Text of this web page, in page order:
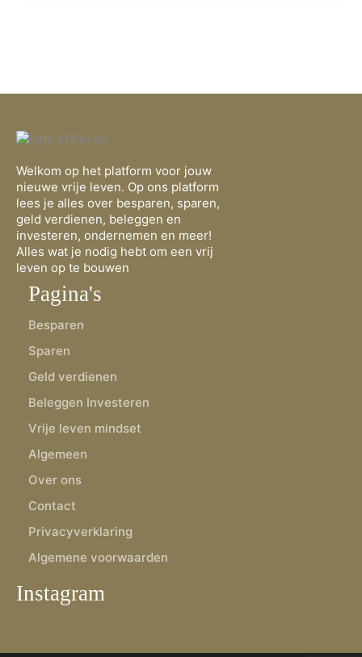
Welkom op het platform voor jouw
nieuwe vrije leven. Op ons platform
lees je alles over besparen, sparen,
geld verdienen, beleggen en
investeren, ondernemen en meer!
Alles wat je nodig hebt om een vrij
leven op te bouwen
Pagina's
Besparen
Sparen
Geld verdienen
Beleggen Investeren
Vrije leven mindset
Algemeen
Over ons
Contact
Privacyverklaring
Algemene voorwaarden
Instagram